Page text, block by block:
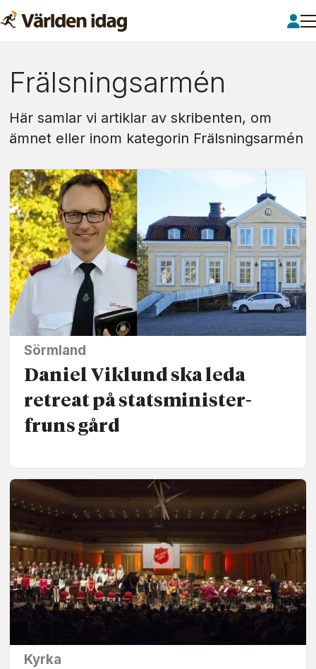
Om:
frälsningsarmén
Frälsningsarmén
Här samlar vi artiklar av skribenten, om
ämnet eller inom kategorin Frälsningsarmén
Sörmland
Daniel Viklund ska leda
retreat på statsminister­
fruns gård
Kyrka